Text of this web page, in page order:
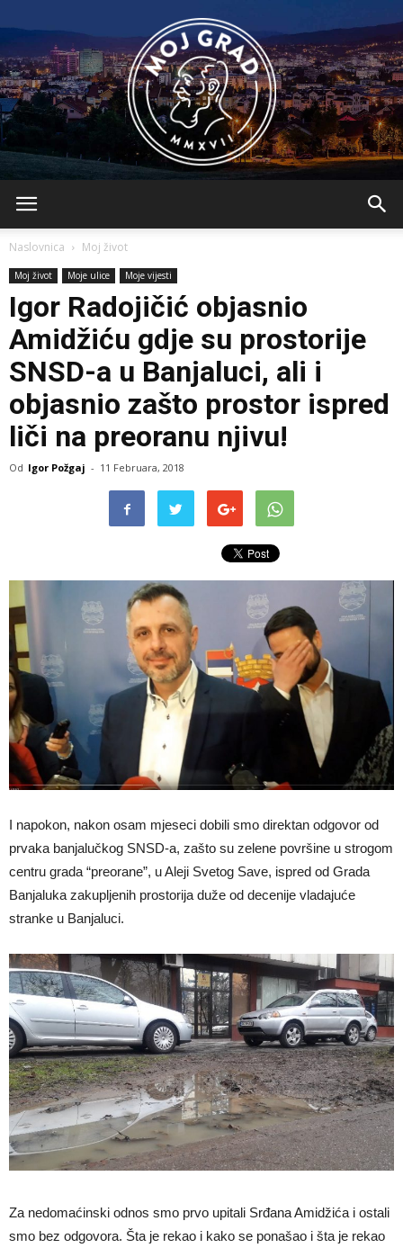
Naslovnica Moj život
Moj život Moje ulice Moje vijesti
Igor Radojičić objasnio
Amidžiću gdje su prostorije
SNSD-a u Banjaluci, ali i
objasnio zašto prostor ispred
liči na preoranu njivu!
Od Igor Požgaj - 11 Februara, 2018
I napokon, nakon osam mjeseci dobili smo direktan odgovor od
prvaka banjalučkog SNSD-a, zašto su zelene površine u strogom
centru grada “preorane”, u Aleji Svetog Save, ispred od Grada
Banjaluka zakupljenih prostorija duže od decenije vladajuće
stranke u Banjaluci.
Za nedomaćinski odnos smo prvo upitali Srđana Amidžića i ostali
smo bez odgovora. Šta je rekao i kako se ponašao i šta je rekao